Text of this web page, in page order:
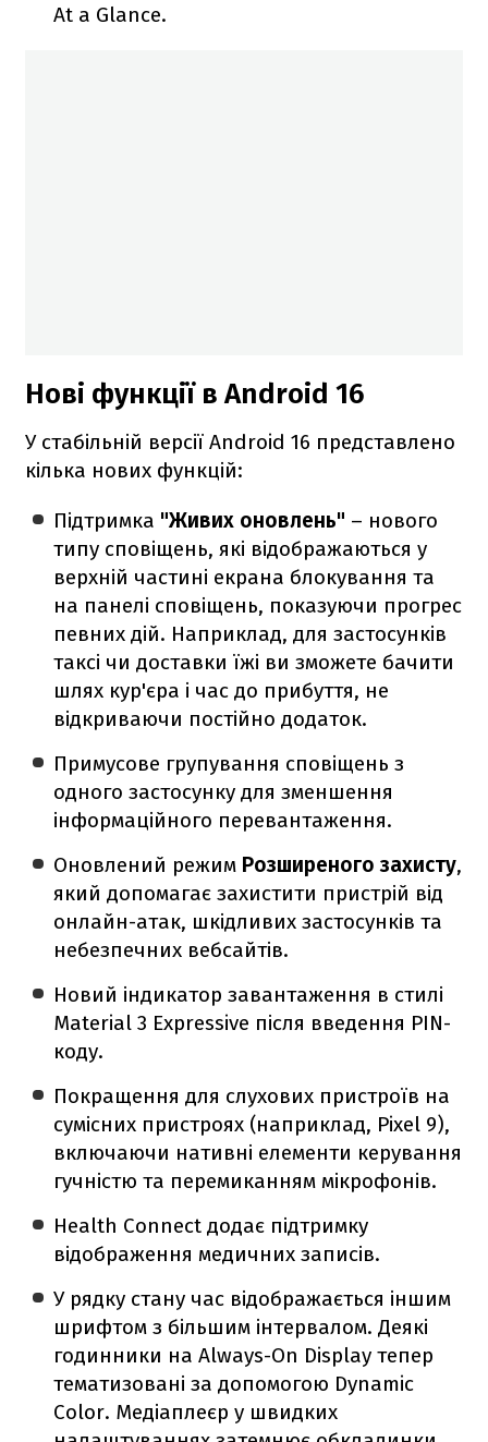
At a Glance.
Нові функції в Android 16
У стабільній версії Android 16 представлено
кілька нових функцій:
Підтримка "Живих оновлень" – нового
типу сповіщень, які відображаються у
верхній частині екрана блокування та
на панелі сповіщень, показуючи прогрес
певних дій. Наприклад, для застосунків
таксі чи доставки їжі ви зможете бачити
шлях кур'єра і час до прибуття, не
відкриваючи постійно додаток.
Примусове групування сповіщень з
одного застосунку для зменшення
інформаційного перевантаження.
Оновлений режим Розширеного захисту,
який допомагає захистити пристрій від
онлайн-атак, шкідливих застосунків та
небезпечних вебсайтів.
Новий індикатор завантаження в стилі
Material 3 Expressive після введення PIN-
коду.
Покращення для слухових пристроїв на
сумісних пристроях (наприклад, Pixel 9),
включаючи нативні елементи керування
гучністю та перемиканням мікрофонів.
Health Connect додає підтримку
відображення медичних записів.
У рядку стану час відображається іншим
шрифтом з більшим інтервалом. Деякі
годинники на Always-On Display тепер
тематизовані за допомогою Dynamic
Color. Медіаплеєр у швидких